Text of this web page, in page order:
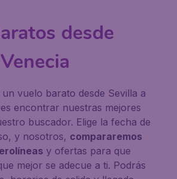
desde
vuelo barato desde Sevilla a
encontrar nuestras mejores
buscador. Elige la fecha de
y nosotros, compararemos
y ofertas para que
mejor se adecue a ti. Podrás